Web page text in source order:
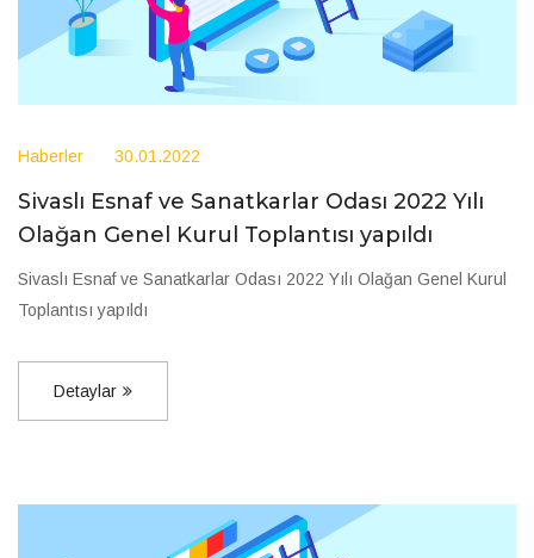
Haberler 30.01.2022
Sivaslı Esnaf ve Sanatkarlar Odası 2022 Yılı
Olağan Genel Kurul Toplantısı yapıldı
Sivaslı Esnaf ve Sanatkarlar Odası 2022 Yılı Olağan Genel Kurul
Toplantısı yapıldı
Detaylar